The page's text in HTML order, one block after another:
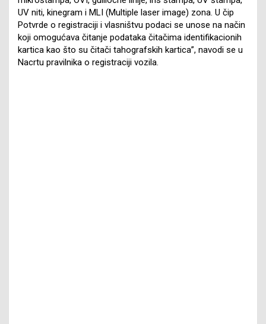
UV niti, kinegram i MLI (Multiple laser image) zona. U čip
Potvrde o registraciji i vlasništvu podaci se unose na način
koji omogućava čitanje podataka čitačima identifikacionih
kartica kao što su čitači tahografskih kartica”, navodi se u
Nacrtu pravilnika o registraciji vozila.